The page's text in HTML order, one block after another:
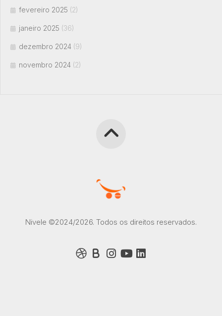
fevereiro 2025 (2)
janeiro 2025 (36)
dezembro 2024 (9)
novembro 2024 (2)
Nivele ©2024/2026. Todos os direitos reservados.